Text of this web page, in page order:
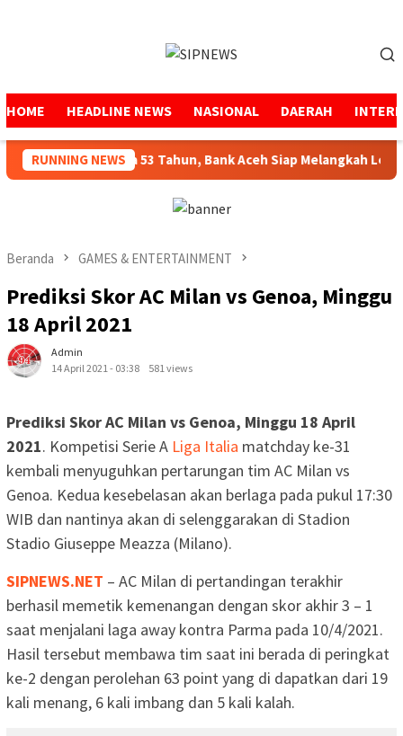
HOME HEADLINE NEWS NASIONAL DAERAH
RUNNING NEWS
Amanah Selama 53 Tahun, Bank Aceh Siap Melangkah Lebih
Beranda GAMES & ENTERTAINMENT
Prediksi Skor AC Milan vs Genoa, Minggu
18 April 2021
Admin
14 April 2021 - 03:38
581 views
Prediksi Skor AC Milan vs Genoa, Minggu 18 April
2021. Kompetisi Serie A Liga Italia matchday ke-31
kembali menyuguhkan pertarungan tim AC Milan vs
Genoa. Kedua kesebelasan akan berlaga pada pukul 17:30
WIB dan nantinya akan di selenggarakan di Stadion
Stadio Giuseppe Meazza (Milano).
SIPNEWS.NET – AC Milan di pertandingan terakhir
berhasil memetik kemenangan dengan skor akhir 3 – 1
saat menjalani laga away kontra Parma pada 10/4/2021.
Hasil tersebut membawa tim saat ini berada di peringkat
ke-2 dengan perolehan 63 point yang di dapatkan dari 19
kali menang, 6 kali imbang dan 5 kali kalah.